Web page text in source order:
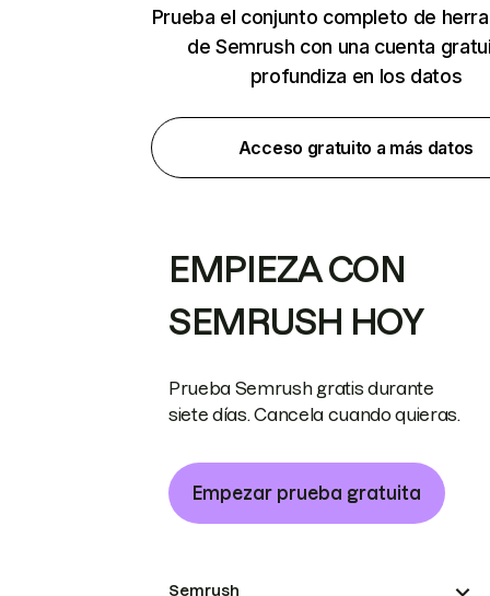
Prueba el conjunto completo de
de Semrush con una cuenta
profundiza en los datos
Acceso gratuito a más datos
EMPIEZA CON
SEMRUSH HOY
Prueba Semrush gratis durante
siete días. Cancela cuando quieras.
Empezar prueba gratuita
Semrush